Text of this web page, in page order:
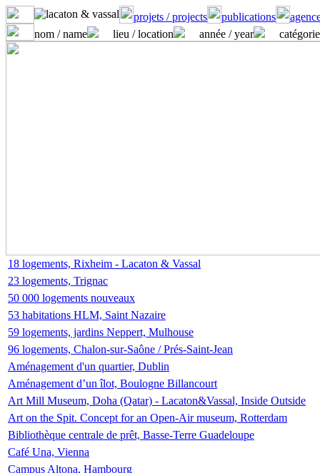
projets / projects publications
nom / name
lieu / location année / year
18 logements, Rixheim - Lacaton & Vassal
23 logements, Trignac
50 000 logements nouveaux
53 habitations HLM, Saint Nazaire
59 logements, jardins Neppert, Mulhouse
96 logements, Chalon-sur-Saône / Prés-Saint-Jean
Aménagement d'un quartier, Dublin
Aménagement d’un îlot, Boulogne Billancourt
Art Mill Museum, Doha (Qatar) - Lacaton&Vassal, Inside Outside
Art on the Spit. Concept for an Open-Air museum, Rotterdam
Bibliothèque centrale de prêt, Basse-Terre Guadeloupe
Café Una, Vienna
Campus Altona, Hambourg